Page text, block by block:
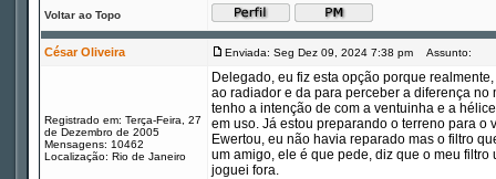
Voltar ao Topo
César Oliveira Enviada: Seg Dez 09, 2024 7:38 pm Assunto:
Registrado em: Terça-Feira, 27
de Dezembro de 2005
Mensagens: 10462
Localização: Rio de Janeiro
Delegado, eu fiz esta opção porque
ao radiador e da para perceber a diferença
tenho a intenção de com a ventuinha e a
em uso. Já estou preparando o terreno para o
Ewertou, eu não havia reparado mas o filtro
um amigo, ele é que pede, diz que o meu
joguei fora.